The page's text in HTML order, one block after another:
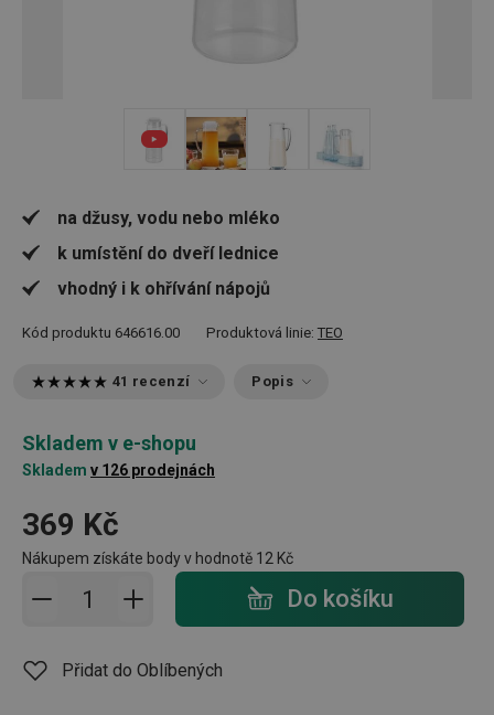
na džusy, vodu nebo mléko
k umístění do dveří lednice
vhodný i k ohřívání nápojů
Kód produktu 646616.00 Produktová linie: TEO
41 recenzí Popis
Skladem v e-shopu
Skladem v 126 prodejnách
369 Kč
Nákupem získáte body v hodnotě 12 Kč
Přidat do košíku - počet Do košíku
Přidat do Oblíbených